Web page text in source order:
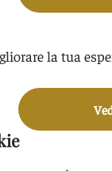
la tua